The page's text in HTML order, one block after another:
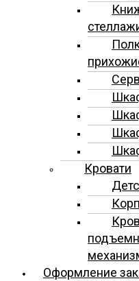
Кровати
Оформление